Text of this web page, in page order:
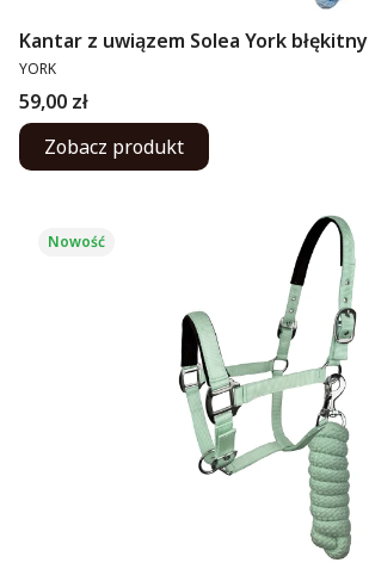
Kantar z uwiązem Solea York błękitny
PRODUCENT
YORK
Cena
59,00 zł
Zobacz produkt
Nowość